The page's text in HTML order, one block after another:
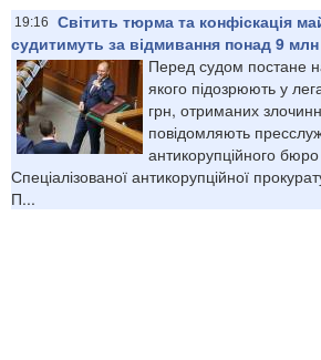
19:16
Світить тюрма та конфіскація
судитимуть за відмивання понад 9 млн
Перед судом постане
якого підозрюють у
грн, отриманих
повідомляють
антикорупційного
Спеціалізованої антикорупційної
П...